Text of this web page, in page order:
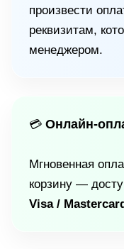
произвести
реквизитам,
менеджером.
💳 Онлайн-
Мгновенная
корзину —
Visa /